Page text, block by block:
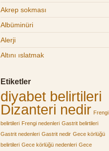
Akrep sokması
Albüminüri
Alerji
Altını ıslatmak
Etiketler
diyabet belirtileri
Dizanteri nedir Frengi
belirtileri Frengi nedenleri Gastrit belirtileri
Gastrit nedenleri Gastrit nedir Gece körlüğü
belirtileri Gece körlüğü nedenleri Gece